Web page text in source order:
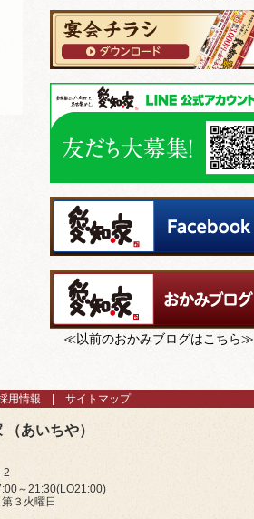
≪以前のおかみブログはこちら≫
用情報 サイトマップ
あいちや）
2
～21:30(LO21:00)
３火曜日